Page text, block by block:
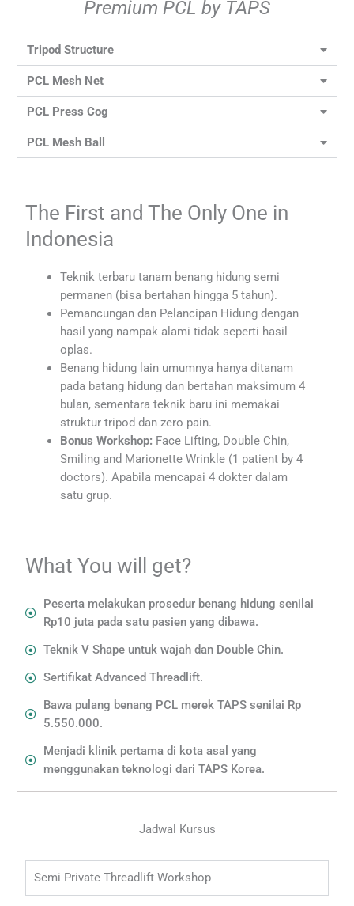
Premium PCL by TAPS
Tripod Structure
PCL Mesh Net
PCL Press Cog
PCL Mesh Ball
The First and The Only One in
Indonesia
Teknik terbaru tanam benang hidung semi
permanen (bisa bertahan hingga 5 tahun).
Pemancungan dan Pelancipan Hidung dengan
hasil yang nampak alami tidak seperti hasil
oplas.
Benang hidung lain umumnya hanya ditanam
pada batang hidung dan bertahan maksimum 4
bulan, sementara teknik baru ini memakai
struktur tripod dan zero pain.
Bonus Workshop: Face Lifting, Double Chin,
Smiling and Marionette Wrinkle (1 patient by 4
doctors). Apabila mencapai 4 dokter dalam
satu grup.
What You will get?​
Peserta melakukan prosedur benang hidung senilai
Rp10 juta pada satu pasien yang dibawa.
Teknik V Shape untuk wajah dan Double Chin.
Sertifikat Advanced Threadlift.
Bawa pulang benang PCL merek TAPS senilai Rp
5.550.000.
Menjadi klinik pertama di kota asal yang
menggunakan teknologi dari TAPS Korea.
Jadwal Kursus
Semi Private Threadlift Workshop